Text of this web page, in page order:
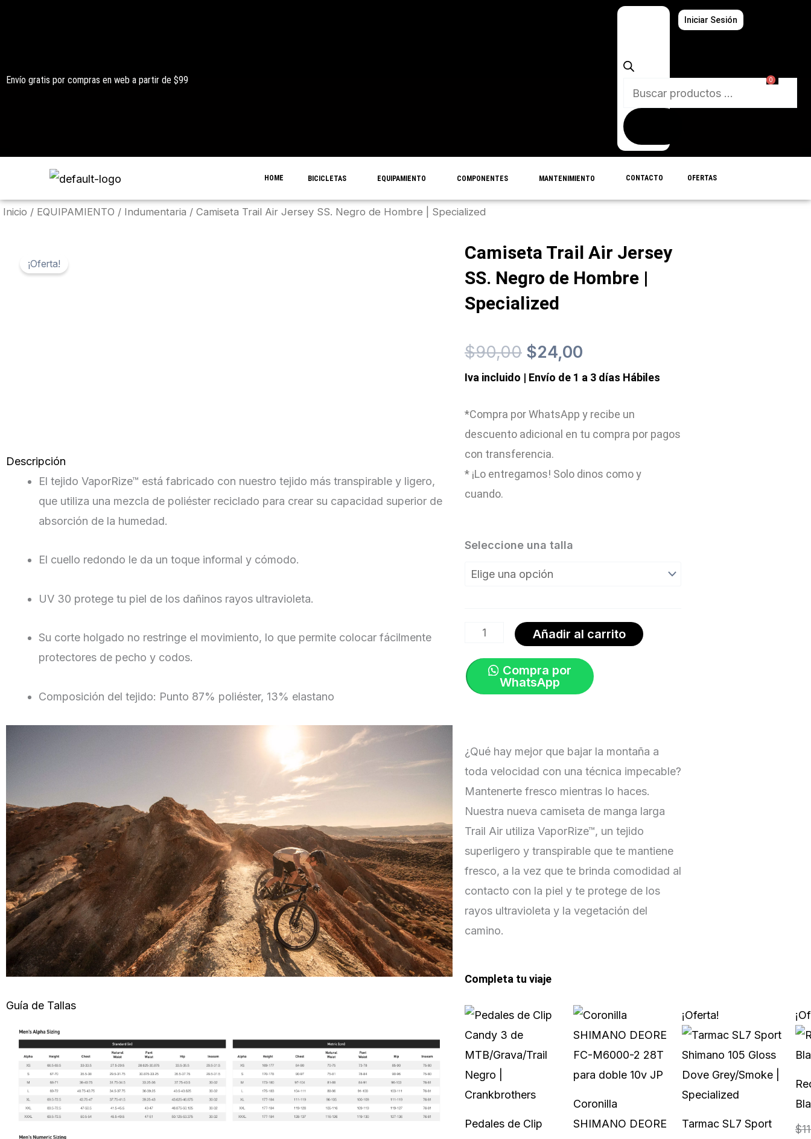
Envío gratis por compras en web a partir de $99
productos
Iniciar Sesión
0
HOME BICICLETAS EQUIPAMIENTO COMPONENTES MANTENIMIENTO CONTACTO OFERTAS
Inicio / EQUIPAMIENTO / Indumentaria / Camiseta Trail Air Jersey SS. Negro de Hombre | Specialized
¡Oferta!
Descripción
El tejido VaporRize™ está fabricado con nuestro tejido más transpirable y ligero,
que utiliza una mezcla de poliéster reciclado para crear su capacidad superior de
absorción de la humedad.
El cuello redondo le da un toque informal y cómodo.
UV 30 protege tu piel de los dañinos rayos ultravioleta.
Su corte holgado no restringe el movimiento, lo que permite colocar fácilmente
protectores de pecho y codos.
Composición del tejido: Punto 87% poliéster, 13% elastano
Guía de Tallas
Camiseta Trail Air Jersey
SS. Negro de Hombre |
Specialized
$90,00 El
precio
original
era:
$90,00.
$24,00El
precio
actual
es:
$24,00.
Iva incluido | Envío de 1 a 3 días Hábiles
*Compra por WhatsApp y recibe un
descuento adicional en tu compra por pagos
con transferencia.
* ¡Lo entregamos! Solo dinos como y
cuando.
Seleccione una talla
Camiseta
de
Hombre
Añadir al carrito
Compra por
WhatsApp
¿Qué hay mejor que bajar la montaña a
toda velocidad con una técnica impecable?
Mantenerte fresco mientras lo haces.
Nuestra nueva camiseta de manga larga
Trail Air utiliza VaporRize™, un tejido
superligero y transpirable que te mantiene
fresco, a la vez que te brinda comodidad al
contacto con la piel y te protege de los
rayos ultravioleta y la vegetación del
camino.
Completa tu viaje
Pedales de Clip
Coronilla
SHIMANO DEORE
¡Oferta!
Tarmac SL7 Sport
precio
original
era:
$3.499,99.
precio
actual
es:
$2.800,00.
Este
tiene
$